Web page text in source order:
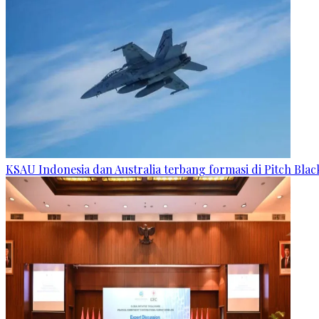
KSAU Indonesia dan Australia terbang formasi di Pitch